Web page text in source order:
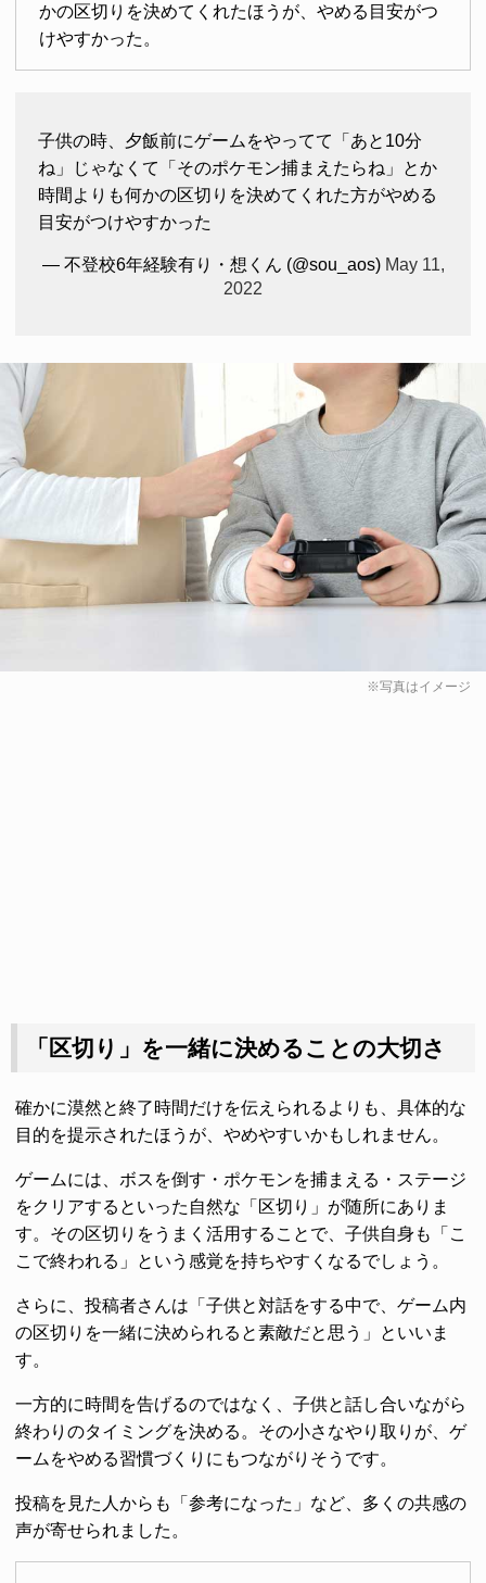
かの区切りを決めてくれたほうが、やめる目安がつ
けやすかった。
子供の時、夕飯前にゲームをやってて「あと10分
ね」じゃなくて「そのポケモン捕まえたらね」とか
時間よりも何かの区切りを決めてくれた方がやめる
目安がつけやすかった
— 不登校6年経験有り・想くん (@sou_aos) May 11,
2022
※写真はイメージ
「区切り」を一緒に決めることの大切さ
確かに漠然と終了時間だけを伝えられるよりも、具体的な
目的を提示されたほうが、やめやすいかもしれません。
ゲームには、ボスを倒す・ポケモンを捕まえる・ステージ
をクリアするといった自然な「区切り」が随所にありま
す。その区切りをうまく活用することで、子供自身も「こ
こで終われる」という感覚を持ちやすくなるでしょう。
さらに、投稿者さんは「子供と対話をする中で、ゲーム内
の区切りを一緒に決められると素敵だと思う」といいま
す。
一方的に時間を告げるのではなく、子供と話し合いながら
終わりのタイミングを決める。その小さなやり取りが、ゲ
ームをやめる習慣づくりにもつながりそうです。
投稿を見た人からも「参考になった」など、多くの共感の
声が寄せられました。